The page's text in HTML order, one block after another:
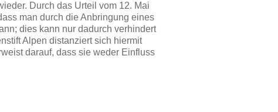
Durch das Urteil vom 12. Mai
man durch die Anbringung eines
dies kann nur dadurch verhindert
Alpen distanziert sich hiermit
darauf, dass sie weder Einfluss